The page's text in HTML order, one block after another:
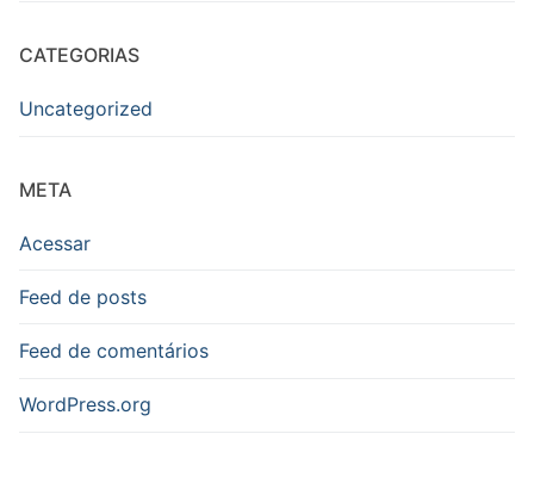
CATEGORIAS
Uncategorized
META
Acessar
Feed de posts
Feed de comentários
WordPress.org